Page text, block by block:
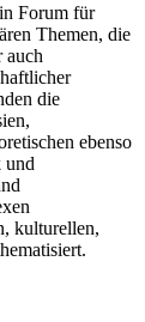
Forum für
Themen, die
auch
die
ebenso
und
kulturellen,